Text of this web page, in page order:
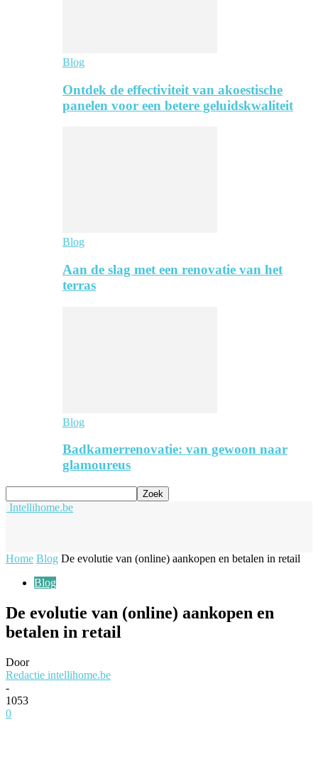
Blog
Ontdek de effectiviteit van akoestische
panelen voor een betere geluidskwaliteit
Blog
Aan de slag met een renovatie van het
terras
Blog
Badkamerrenovatie: van gewoon naar
glamoureus
Intellihome.be
Home Blog De evolutie van (online) aankopen en betalen in retail
Blog
De evolutie van (online) aankopen en
betalen in retail
Door
Redactie intellihome.be
-
1053
0